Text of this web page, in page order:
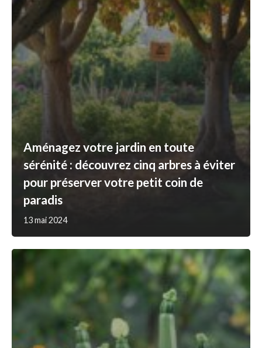
Aménagez votre jardin en toute
sérénité : découvrez cinq arbres à éviter
pour préserver votre petit coin de
paradis
13 mai 2024